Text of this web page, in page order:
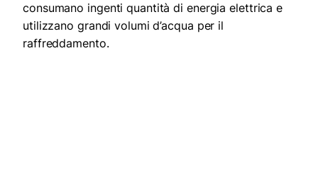
consumano ingenti quantità di energia elettrica e
utilizzano grandi volumi d’acqua per il
raffreddamento.